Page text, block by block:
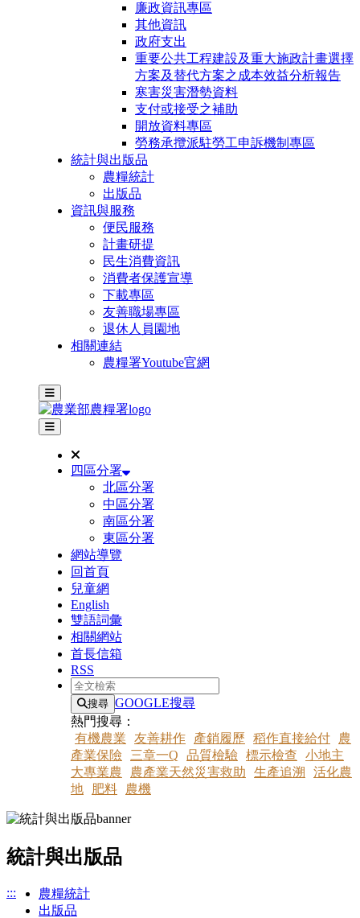
廉政資訊專區
其他資訊
政府支出
重要公共工程建設及重大施政計畫選擇
方案及替代方案之成本效益分析報告
寒害災害潛勢資料
支付或接受之補助
開放資料專區
勞務承攬派駐勞工申訴機制專區
統計與出版品
農糧統計
出版品
資訊與服務
便民服務
計畫研提
民生消費資訊
消費者保護宣導
下載專區
友善職場專區
退休人員園地
相關連結
農糧署Youtube官網
主選單
其他網站選單
四區分署
北區分署
中區分署
南區分署
東區分署
網站導覽
回首頁
兒童網
English
雙語詞彙
相關網站
首長信箱
RSS
全文檢索
搜尋 GOOGLE搜尋
熱門搜尋：
有機農業
友善耕作 產銷履歷 稻作直接給付
農
產業保險
三章一Q 品質檢驗 標示檢查
小地主
大專業農
農產業天然災害救助 生產追溯
活化農
地
肥料 農機
統計與出版品
:::
農糧統計
出版品